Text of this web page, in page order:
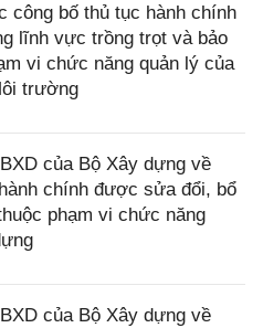
công bố thủ tục hành chính
lĩnh vực trồng trọt và bảo
vi chức năng quản lý của
trường
của Bộ Xây dựng về
chính được sửa đổi, bổ
phạm vi chức năng
của Bộ Xây dựng về